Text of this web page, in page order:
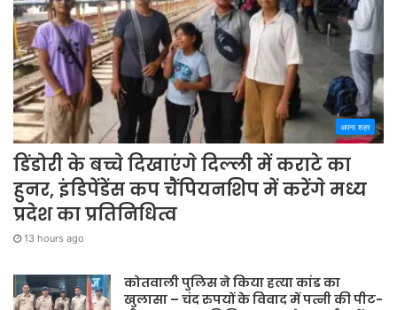
अपना शहर
डिंडोरी के बच्चे दिखाएंगे दिल्ली में कराटे का
हुनर, इंडिपेंडेंस कप चैंपियनशिप में करेंगे मध्य
प्रदेश का प्रतिनिधित्व
13 hours ago
कोतवाली पुलिस ने किया हत्या कांड का
खुलासा – चंद रुपयों के विवाद में पत्नी की पीट-